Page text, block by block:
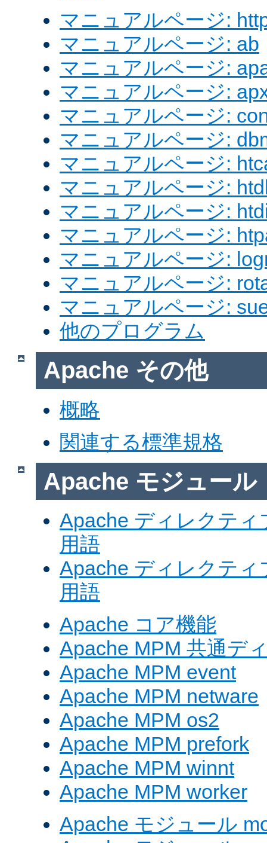
マニュアルページ:
マニュアルページ: ab
マニュアルページ:
マニュアルページ:
マニュアルページ:
マニュアルページ:
マニュアルページ:
マニュアルページ:
マニュアルページ:
マニュアルページ:
マニュアルページ:
マニュアルページ:
マニュアルページ:
他のプログラム
Apache その他
概略
関連する標準規格
Apache モジュール
Apache ディレクテ
用語
Apache ディレクテ
用語
Apache コア機能
Apache MPM 共通デ
Apache MPM event
Apache MPM netware
Apache MPM os2
Apache MPM prefork
Apache MPM winnt
Apache MPM worker
Apache モジュール